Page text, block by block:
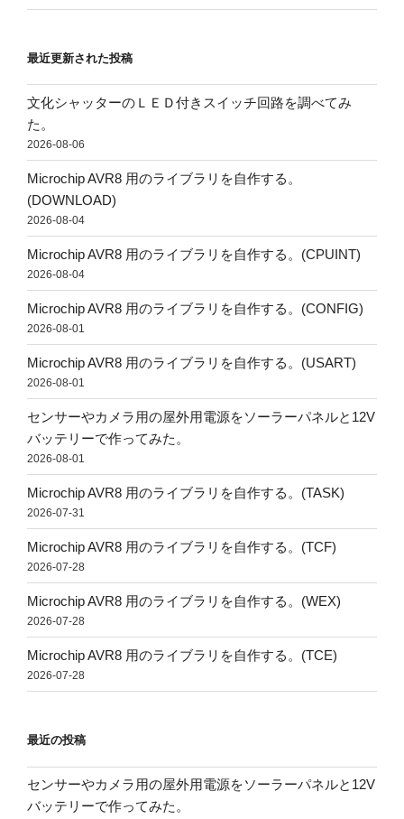
最近更新された投稿
文化シャッターのＬＥＤ付きスイッチ回路を調べてみ
た。
2026-08-06
Microchip AVR8 用のライブラリを自作する。
(DOWNLOAD)
2026-08-04
Microchip AVR8 用のライブラリを自作する。(CPUINT)
2026-08-04
Microchip AVR8 用のライブラリを自作する。(CONFIG)
2026-08-01
Microchip AVR8 用のライブラリを自作する。(USART)
2026-08-01
センサーやカメラ用の屋外用電源をソーラーパネルと12V
バッテリーで作ってみた。
2026-08-01
Microchip AVR8 用のライブラリを自作する。(TASK)
2026-07-31
Microchip AVR8 用のライブラリを自作する。(TCF)
2026-07-28
Microchip AVR8 用のライブラリを自作する。(WEX)
2026-07-28
Microchip AVR8 用のライブラリを自作する。(TCE)
2026-07-28
最近の投稿
センサーやカメラ用の屋外用電源をソーラーパネルと12V
バッテリーで作ってみた。